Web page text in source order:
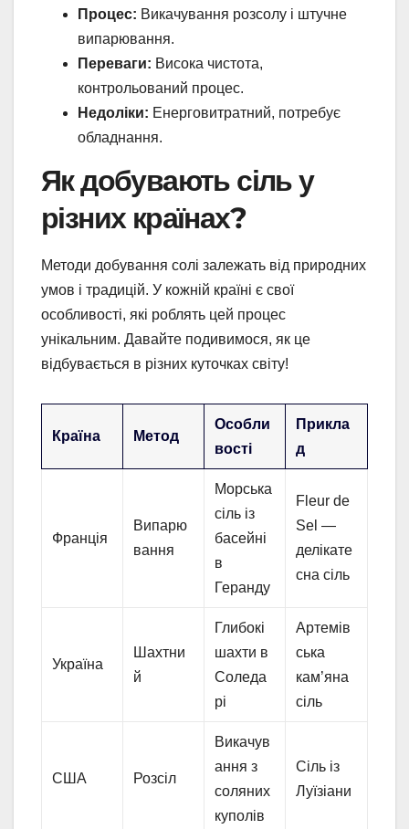
Процес: Викачування розсолу і штучне
випарювання.
Переваги: Висока чистота,
контрольований процес.
Недоліки: Енерговитратний, потребує
обладнання.
Як добувають сіль у
різних країнах?
Методи добування солі залежать від природних
умов і традицій. У кожній країні є свої
особливості, які роблять цей процес
унікальним. Давайте подивимося, як це
відбувається в різних куточках світу!
Країна Метод
Особли
вості
Прикла
д
Франція
Випарю
вання
Морська
сіль із
басейні
в
Геранду
Fleur de
Sel —
делікате
сна сіль
Україна
Шахтни
й
Глибокі
шахти в
Соледа
рі
Артемів
ська
кам’яна
сіль
США Розсіл
Викачув
ання з
соляних
куполів
Сіль із
Луїзіани